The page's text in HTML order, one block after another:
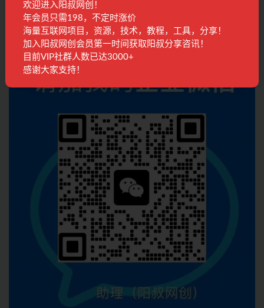
站流量飙升
精品课程 9月前 139
联系客服
欢迎进入阳叔网创！
年会员只需198，不定时涨价
海量互联网项目，资源，技术，教程，工具，分享！
加入阳叔网创会员第一时间获取阳叔分享咨讯！
目前VIP社群人数已达3000+
感谢大家支持！